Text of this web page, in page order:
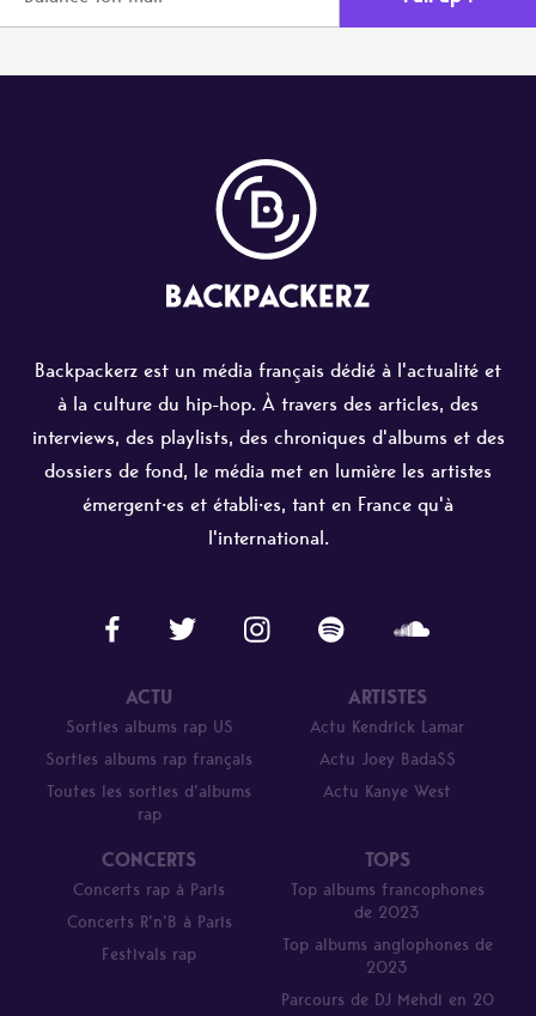
Backpackerz est un média français dédié à l'actualité et
à la culture du hip-hop. À travers des articles, des
interviews, des playlists, des chroniques d'albums et des
dossiers de fond, le média met en lumière les artistes
émergent·es et établi·es, tant en France qu'à
l'international.
ACTU
Sorties albums rap US
Sorties albums rap français
Toutes les sorties d’albums
rap
ARTISTES
Actu Kendrick Lamar
Actu Joey Bada$$
Actu Kanye West
CONCERTS
Concerts rap à Paris
Concerts R’n’B à Paris
Festivals rap
TOPS
Top albums francophones
de 2023
Top albums anglophones de
2023
Parcours de DJ Mehdi en 20